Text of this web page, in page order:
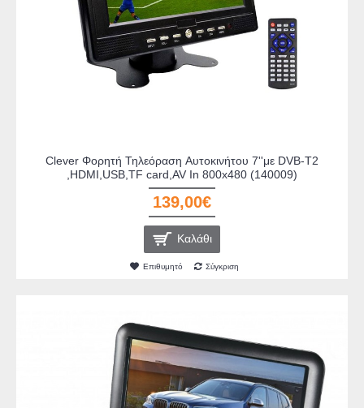
Clever Φορητή Τηλεόραση Aυτοκινήτου 7''με DVB-T2
,HDMI,USB,TF card,AV In 800x480 (140009)
139,00€
Καλάθι
Επιθυμητό Σύγκριση